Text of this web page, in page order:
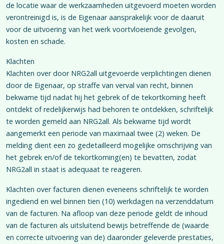
de locatie waar de werkzaamheden uitgevoerd moeten worden
verontreinigd is, is de Eigenaar aansprakelijk voor de daaruit
voor de uitvoering van het werk voortvloeiende gevolgen,
kosten en schade.
Klachten
Klachten over door NRG2all uitgevoerde verplichtingen dienen
door de Eigenaar, op straffe van verval van recht, binnen
bekwame tijd nadat hij het gebrek of de tekortkoming heeft
ontdekt of redelijkerwijs had behoren te ontdekken, schriftelijk
te worden gemeld aan NRG2all. Als bekwame tijd wordt
aangemerkt een periode van maximaal twee (2) weken. De
melding dient een zo gedetailleerd mogelijke omschrijving van
het gebrek en/of de tekortkoming(en) te bevatten, zodat
NRG2all in staat is adequaat te reageren.
Klachten over facturen dienen eveneens schriftelijk te worden
ingediend en wel binnen tien (10) werkdagen na verzenddatum
van de facturen. Na afloop van deze periode geldt de inhoud
van de facturen als uitsluitend bewijs betreffende de (waarde
en correcte uitvoering van de) daaronder geleverde prestaties,